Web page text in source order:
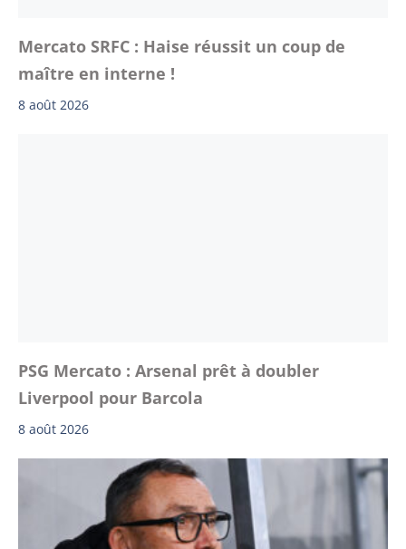
Mercato SRFC : Haise réussit un coup de
maître en interne !
8 août 2026
PSG Mercato : Arsenal prêt à doubler
Liverpool pour Barcola
8 août 2026